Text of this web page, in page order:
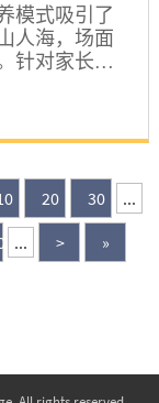
模式吸引了
人海，场面
针对家长关
目等问
和介绍。
20 30
...
... > »